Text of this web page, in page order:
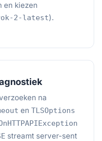
en kiezen
2-latest).
na
en TLSOptions
streamt server-sent